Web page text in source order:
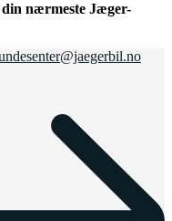
nærmeste Jæger-